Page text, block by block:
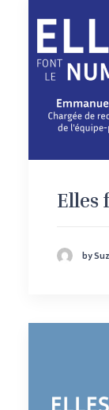
Elles
by